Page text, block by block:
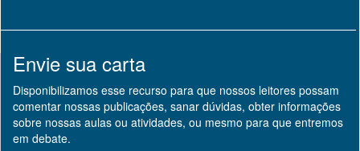
Envie sua carta
Disponibilizamos esse recurso para que nossos leitores possam
comentar nossas publicações, sanar dúvidas, obter informações
sobre nossas aulas ou atividades, ou mesmo para que entremos
em debate.